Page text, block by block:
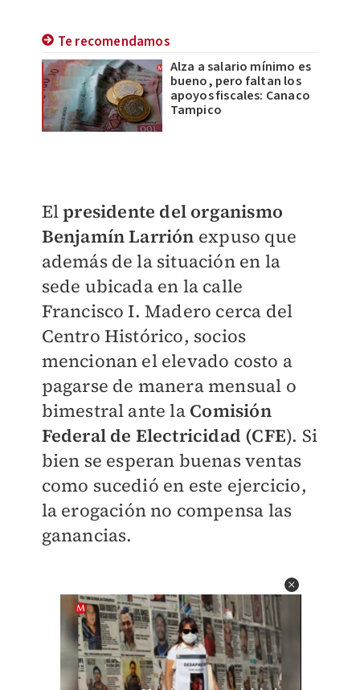
Te recomendamos
Alza a salario mínimo es
bueno, pero faltan los
apoyos fiscales: Canaco
Tampico
Elpresidente del organismo
Benjamín Larrión expuso que
además de la situación en la
sede ubicada en la calle
Francisco I. Madero cerca del
Centro Histórico, socios
mencionan el elevado costo a
pagarse de manera mensual o
bimestral ante la Comisión
Federal de Electricidad (CFE). Si
bien se esperan buenas ventas
como sucedió en este ejercicio,
la erogación no compensa las
ganancias.